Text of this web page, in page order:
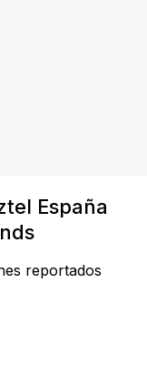
España
reportados